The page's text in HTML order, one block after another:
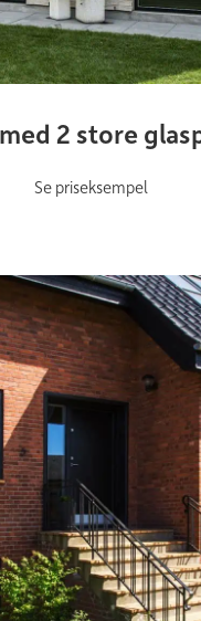
Link
2 store
Se priseksempel